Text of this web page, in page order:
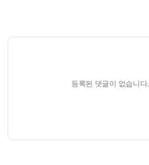
등록된 댓글이 없습니다.